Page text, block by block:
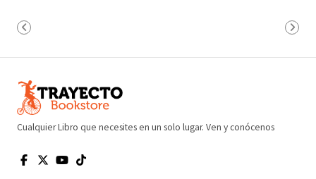
Cualquier Libro que necesites en un solo lugar. Ven y conócenos